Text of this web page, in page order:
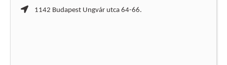
1142 Budapest Ungvár utca 64-66.